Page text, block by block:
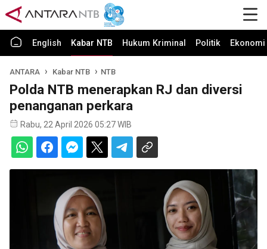
English Kabar NTB Hukum Kriminal Politik
ANTARA Kabar NTB NTB
Polda NTB menerapkan RJ dan diversi
penanganan perkara
Rabu, 22 April 2026 05:27 WIB